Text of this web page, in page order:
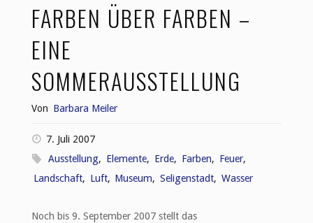
FARBEN ÜBER FARBEN –
EINE
SOMMERAUSSTELLUNG
Von Barbara Meiler
7. Juli 2007
Ausstellung, Elemente, Erde, Farben, Feuer,
Landschaft, Luft, Museum, Seligenstadt, Wasser
Noch bis 9. September 2007 stellt das